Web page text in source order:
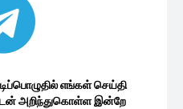
எங்கள் செய்தி
அறிந்துகொள்ள இன்றே